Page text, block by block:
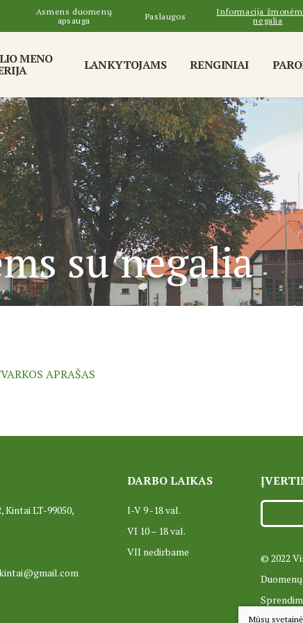
Asmens duomenų
apsauga
Paslaugos
Informacija
negalia
MENO LANKYTOJAMS RENGINIAI
su negalia
APRAŠAS
Kintai LT-99050,
DARBO LAIKAS
I-V 9 -18 val.
VI 10 – 18 val.
VII nedirbame
© 2022
Mūsų